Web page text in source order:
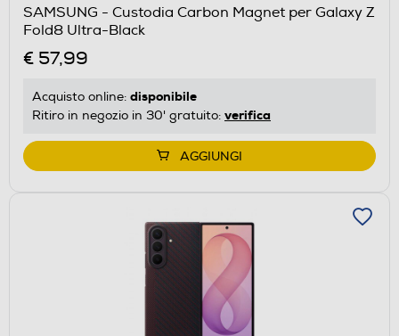
SAMSUNG - Custodia Carbon Magnet per Galaxy Z
Fold8 Ultra-Black
€ 57,99
Acquisto online: disponibile
Ritiro in negozio in 30' gratuito: verifica
AGGIUNGI